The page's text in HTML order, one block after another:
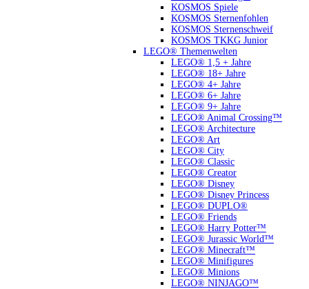
KOSMOS Spiele
KOSMOS Sternenfohlen
KOSMOS Sternenschweif
KOSMOS TKKG Junior
LEGO® Themenwelten
LEGO® 1,5 + Jahre
LEGO® 18+ Jahre
LEGO® 4+ Jahre
LEGO® 6+ Jahre
LEGO® 9+ Jahre
LEGO® Animal Crossing™
LEGO® Architecture
LEGO® Art
LEGO® City
LEGO® Classic
LEGO® Creator
LEGO® Disney
LEGO® Disney Princess
LEGO® DUPLO®
LEGO® Friends
LEGO® Harry Potter™
LEGO® Jurassic World™
LEGO® Minecraft™
LEGO® Minifigures
LEGO® Minions
LEGO® NINJAGO™